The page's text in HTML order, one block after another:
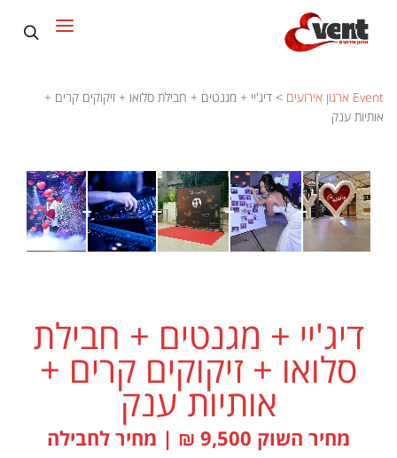
Event ארגון אירועים > דיג'יי + מגנטים + חבילת סלואו + זיקוקים קרים +
אותיות ענק
דיג'יי + מגנטים + חבילת
סלואו + זיקוקים קרים +
אותיות ענק
מחיר השוק 9,500 ₪ | מחיר לחבילה